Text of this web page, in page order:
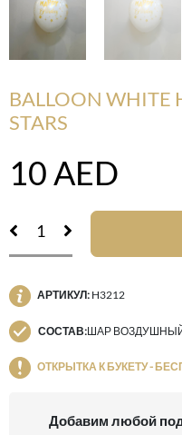
BALLOON WHITE
STARS
10AED
АРТИКУЛ: H3212
СОСТАВ:ШАР ВОЗДУШНЫЙ
ОТКРЫТКА К БУКЕТУ -
Добавим любой